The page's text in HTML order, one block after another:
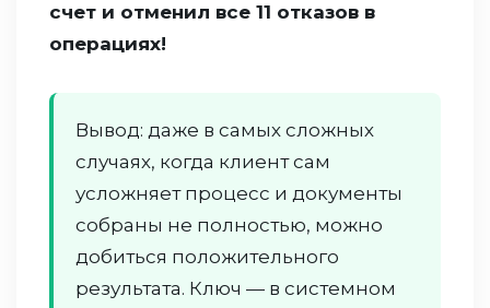
счет и отменил все 11 отказов в
операциях!
Вывод: даже в самых сложных
случаях, когда клиент сам
усложняет процесс и документы
собраны не полностью, можно
добиться положительного
результата. Ключ — в системном